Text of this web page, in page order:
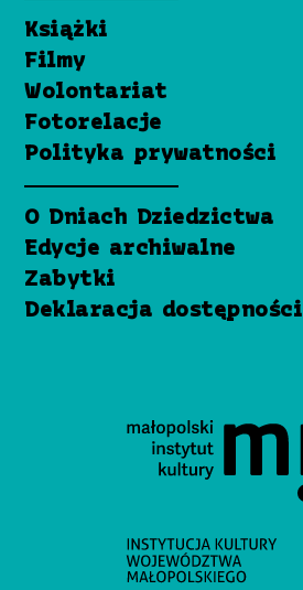
Książki
Filmy
Wolontariat
Fotorelacje
Polityka prywatności
O Dniach Dziedzictwa
Edycje archiwalne
Zabytki
Deklaracja dostępności